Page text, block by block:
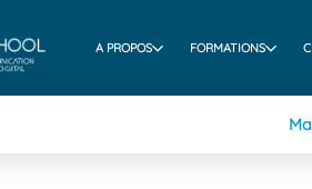
A PROPOS FORMATIONS